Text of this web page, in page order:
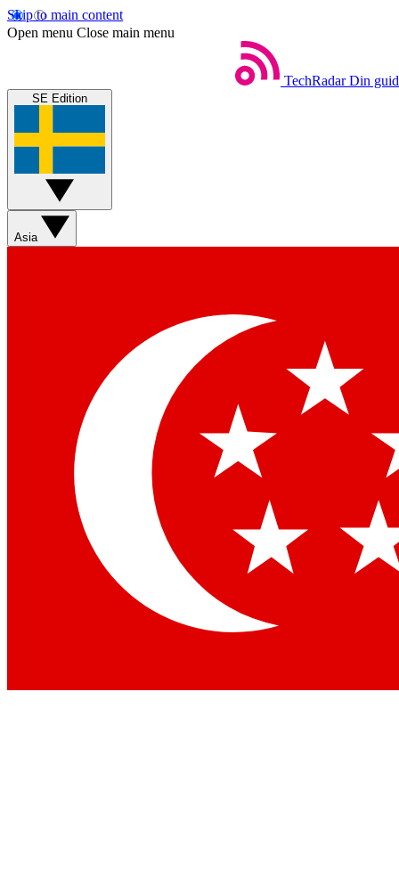
Skip to main content
Open menu Close main menu
TechRadar Din
SE Edition
Asia